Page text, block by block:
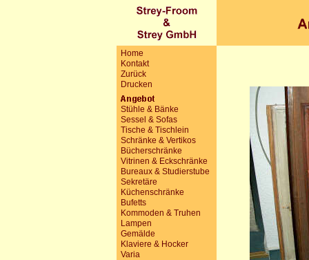
Home
Kontakt
Zurück
Drucken
Stühle & Bänke
Sessel & Sofas
Tische & Tischlein
Schränke & Vertikos
Bücherschränke
Vitrinen & Eckschränke
Bureaux & Studierstube
Sekretäre
Küchenschränke
Bufetts
Kommoden & Truhen
Lampen
Gemälde
Klaviere & Hocker
Varia